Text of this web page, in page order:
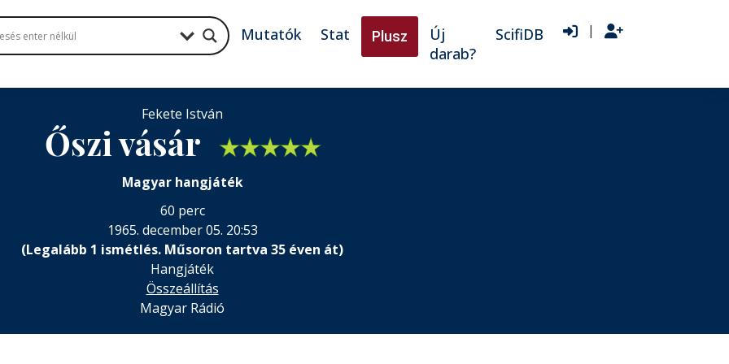
Mutatók Stat Plusz
Új
darab?
ScifiDB |
Fekete István
Őszi vásár ★★★★★
Magyar hangjáték
60 perc
1965. december 05. 20:53
(Legalább 1 ismétlés. Műsoron tartva 35 éven át)
Hangjáték
Összeállítás
Magyar Rádió